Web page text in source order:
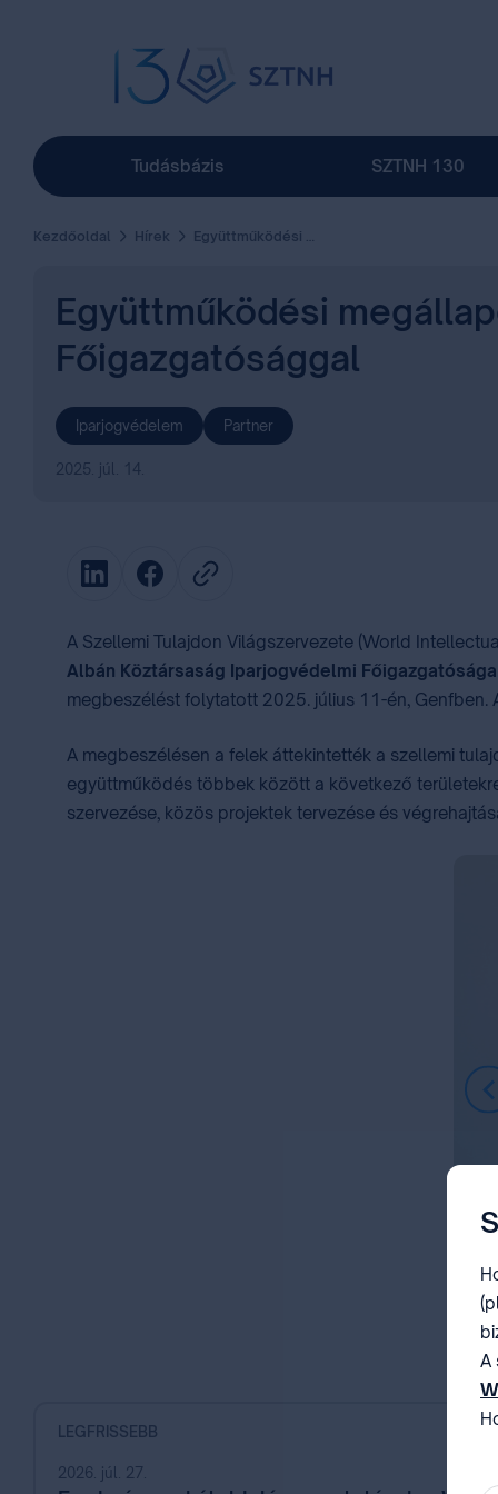
Tudásbázis SZTNH 130
Kezdőoldal Hírek Együttműködési megállapodás aláírása az Albán Köztársaság Iparjogvédelmi Főigazgatósággal
Együttműködési
Főigazgatósággal
Iparjogvédelem Partner
2025. júl. 14.
A Szellemi Tulajdon Világszervezete (World
Albán Köztársaság Iparjogvédelmi
megbeszélést folytatott 2025. július 11-én, Genfben.
A megbeszélésen a felek áttekintették a szellemi
együttműködés többek között a következő
szervezése, közös projektek tervezése és
Item
LEGFRISSEBB
2026. júl. 27.
A